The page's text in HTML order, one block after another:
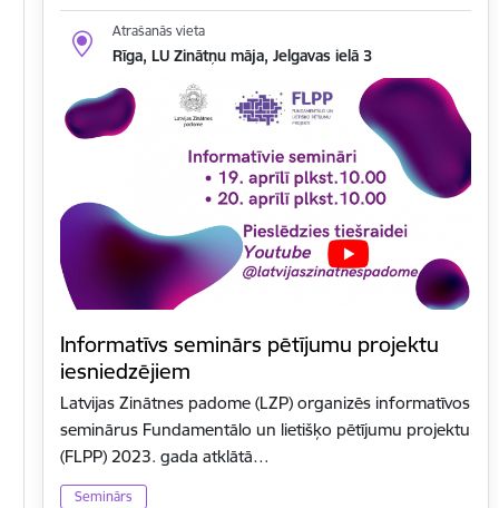
Atrašanās vieta
Rīga, LU Zinātņu māja, Jelgavas ielā 3
Informatīvs seminārs pētījumu projektu
iesniedzējiem
Latvijas Zinātnes padome (LZP) organizēs informatīvos
seminārus Fundamentālo un lietišķo pētījumu projektu
(FLPP) 2023. gada atklātā…
Seminārs